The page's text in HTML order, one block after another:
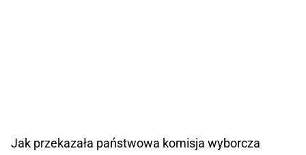
Jak przekazała państwowa komisja wyborcza